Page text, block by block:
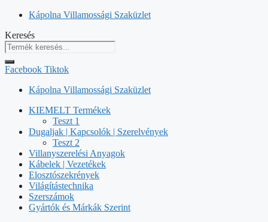
Kilépés
tartalomba
Kápolna Villamossági Szaküzlet
Keresés
Facebook Tiktok
Kápolna Villamossági Szaküzlet
KIEMELT Termékek
Teszt 1
Dugaljak | Kapcsolók | Szerelvények
Teszt 2
Villanyszerelési Anyagok
Kábelek | Vezetékek
Elosztószekrények
Világítástechnika
Szerszámok
Gyártók és Márkák Szerint